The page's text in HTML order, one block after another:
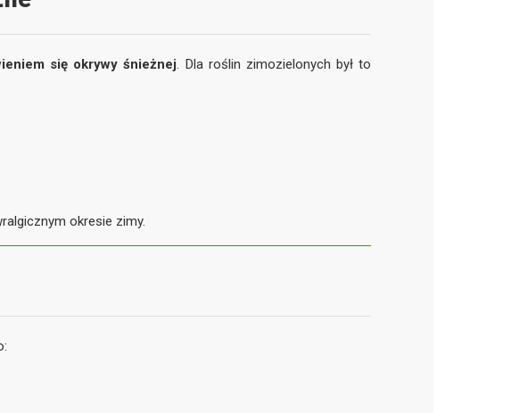
się okrywy śnieżnej. Dla roślin zimozielonych był to
okresie zimy.